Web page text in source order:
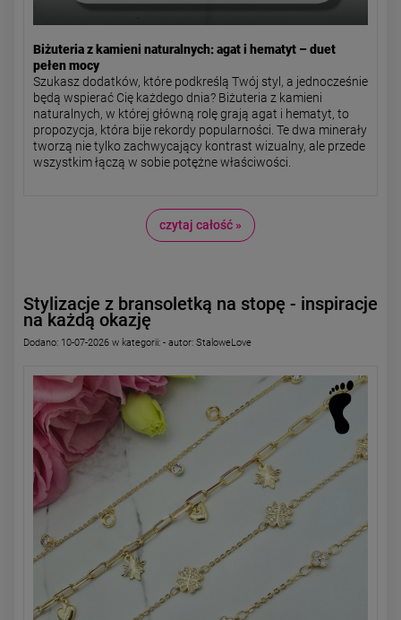
Biżuteria z kamieni naturalnych: agat i hematyt – duet
pełen mocy
Szukasz dodatków, które podkreślą Twój styl, a jednocześnie
będą wspierać Cię każdego dnia? Biżuteria z kamieni
naturalnych, w której główną rolę grają agat i hematyt, to
propozycja, która bije rekordy popularności. Te dwa minerały
tworzą nie tylko zachwycający kontrast wizualny, ale przede
wszystkim łączą w sobie potężne właściwości.
czytaj całość »
Stylizacje z bransoletką na stopę - inspiracje
na każdą okazję
Dodano: 10-07-2026 w kategorii: - autor: StaloweLove